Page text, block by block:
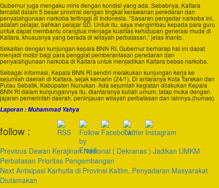
Gubernur juga mengaku miris dengan kondisi yang ada. Sebabnya, Kaltara
tercatat dalam 5 besar provinsi dengan tingkat kerawanan peredaran dan
penyalahgunaan narkoba tertinggi di Indonesia. “Sasaran pengedar narkoba ini,
adalah pelajar, bahkan pelajar SD. Untuk itu, saya mengimbau kepada para guru
untuk dapat membantu orangtua menjaga kualitas kehidupan generasi muda di
Kaltara, khususnya yang berada di wilayah perbatasan,” jelas Irianto.
Sekaitan dengan kunjungan kepala BNN RI, Gubernur berharap hal ini dapat
menjadi motor bagi para penggiat pemberantasan peredaran dan
penyalahgunaan narkoba di Kaltara untuk menjadikan Kaltara bebas narkoba.
Sebagai informasi, Kepala BNN RI sendiri melakukan kunjungan kerja ke
sejumlah daerah di Kaltara, sejak kemarin (24/1). Di antaranya Kota Tarakan dan
Pulau Sebatik, Kabupaten Nunukan. Ada sejumlah kegiatan dilakukan Kepala
BNN RI dalam kunjungannya itu, diantaranya kuliah umum, tatap muka dengan
jajaran pemerintah daerah, peninjauan wilayah perbatasan dan lainnya.(humas)
Laporan : Muhammad Yahya
follow :
Post
Navigation
Previous Dewan Kerajinan Nasional ( Dekranas ) Jadikan UMKM
Perbatasan Prioritas Pengembangan
Next Antisipasi Karhutla di Provinsi Kaltim, Penyadaran Masyarakat
Diutamakan